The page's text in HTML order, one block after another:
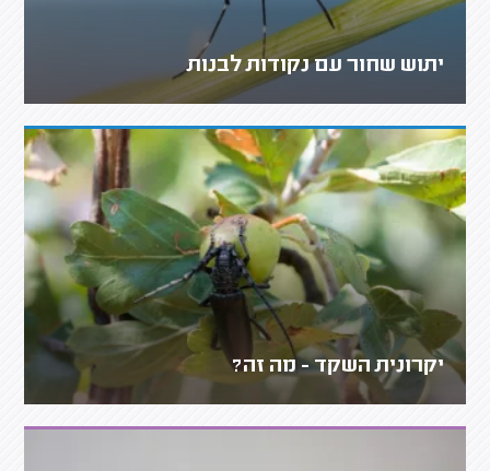
יתוש שחור עם נקודות לבנות
יקרונית השקד - מה זה?